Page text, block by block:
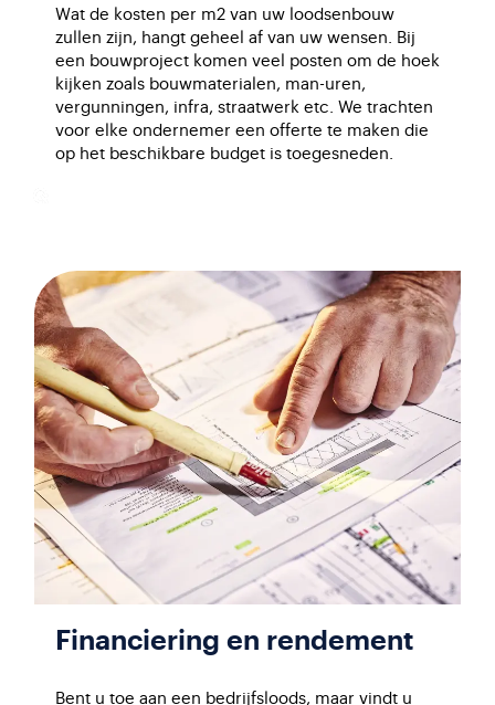
Wat de kosten per m2 van uw loodsenbouw
zullen zijn, hangt geheel af van uw wensen. Bij
een bouwproject komen veel posten om de hoek
kijken zoals bouwmaterialen, man-uren,
vergunningen, infra, straatwerk etc. We trachten
voor elke ondernemer een offerte te maken die
op het beschikbare budget is toegesneden.
Financiering en rendement
Bent u toe aan een bedrijfsloods, maar vindt u